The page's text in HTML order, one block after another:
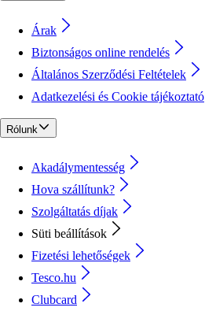
Árak
Biztonságos online rendelés
Általános Szerződési Feltételek
Adatkezelési és Cookie tájékoztató
Rólunk
Akadálymentesség
Hova szállítunk?
Szolgáltatás díjak
Süti beállítások
Fizetési lehetőségek
Tesco.hu
Clubcard